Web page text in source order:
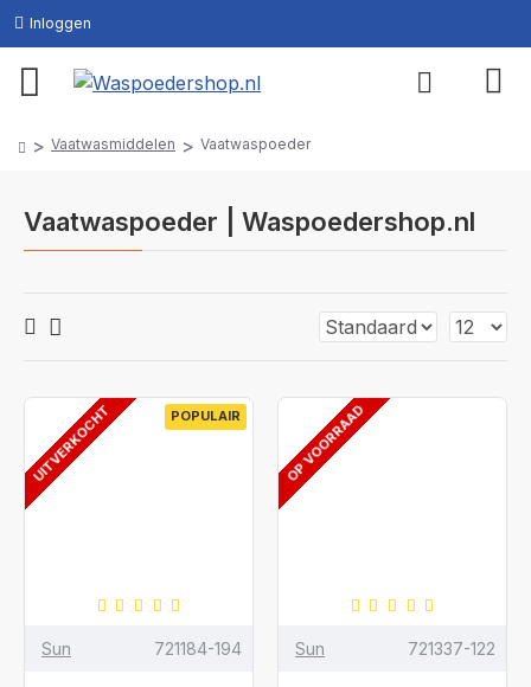
Inloggen
Vaatwasmiddelen Vaatwaspoeder
Vaatwaspoeder | Waspoedershop.nl
POPULAIR
UITVERKOCHT
Sun 721184-194
OP VOORRAAD
Sun 721337-122